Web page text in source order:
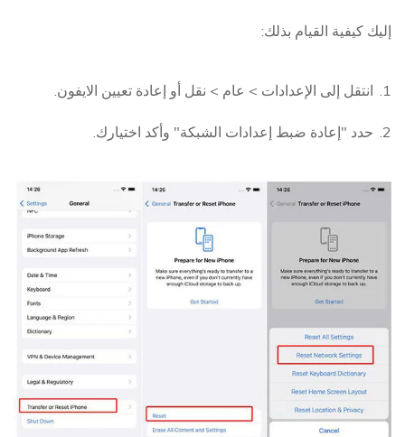
إليك كيفية القيام بذلك:
انتقل إلى الإعدادات > عام > نقل أو إعادة تعيين الايفون.
حدد "إعادة ضبط إعدادات الشبكة" وأكد اختيارك.